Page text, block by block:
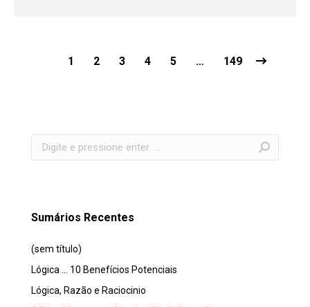
1 2 3 4 5 … 149
Search:
Sumários Recentes
(sem título)
Lógica … 10 Benefícios Potenciais
Lógica, Razão e Raciocinio